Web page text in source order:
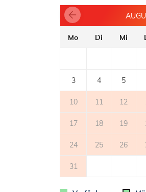
TERRASSE
- private Terrasse
- Terrasse mit Blick aufs
- Parkplatz: 2
Mo Di Mi
3 4 5
10 11 12
17 18 19
24 25 26
31